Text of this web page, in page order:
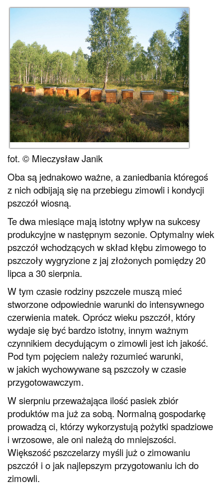
fot. © Mieczysław Janik
Oba są jednakowo ważne, a zaniedbania któregoś
z nich odbijają się na przebiegu zimowli i kondycji
pszczół wiosną.
Te dwa miesiące mają istotny wpływ na sukcesy
produkcyjne w następnym sezonie. Optymalny wiek
pszczół wchodzących w skład kłębu zimowego to
pszczoły wygryzione z jaj złożonych pomiędzy 20
lipca a 30 sierpnia.
W tym czasie rodziny pszczele muszą mieć
stworzone odpowiednie warunki do intensywnego
czerwienia matek. Oprócz wieku pszczół, który
wydaje się być bardzo istotny, innym ważnym
czynnikiem decydującym o zimowli jest ich jakość.
Pod tym pojęciem należy rozumieć warunki,
w jakich wychowywane są pszczoły w czasie
przygotowawczym.
W sierpniu przeważająca ilość pasiek zbiór
produktów ma już za sobą. Normalną gospodarkę
prowadzą ci, którzy wykorzystują pożytki spadziowe
i wrzosowe, ale oni należą do mniejszości.
Większość pszczelarzy myśli już o zimowaniu
pszczół i o jak najlepszym przygotowaniu ich do
zimowli.